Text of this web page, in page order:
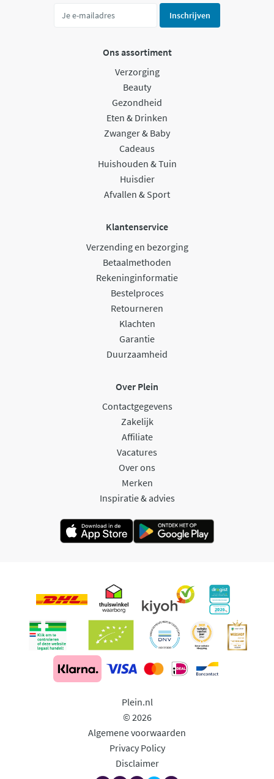
Inschrijven
Ons assortiment
Verzorging
Beauty
Gezondheid
Eten & Drinken
Zwanger & Baby
Cadeaus
Huishouden & Tuin
Huisdier
Afvallen & Sport
Klantenservice
Verzending en bezorging
Betaalmethoden
Rekeninginformatie
Bestelproces
Retourneren
Klachten
Garantie
Duurzaamheid
Over Plein
Contactgegevens
Zakelijk
Affiliate
Vacatures
Over ons
Merken
Inspiratie & advies
Plein.nl
© 2026
Algemene voorwaarden
Privacy Policy
Disclaimer